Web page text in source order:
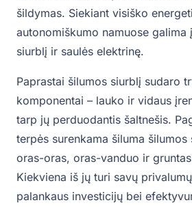
šildymas. Siekiant visiško
autonomiškumo namuose galima
siurblį ir saulės elektrinę.
Paprastai šilumos siurblį sudaro
komponentai – lauko ir vidaus
tarp jų perduodantis šaltnešis.
terpės surenkama šiluma
oras-oras, oras-vanduo ir
Kiekviena iš jų turi savų
palankaus investicijų bei